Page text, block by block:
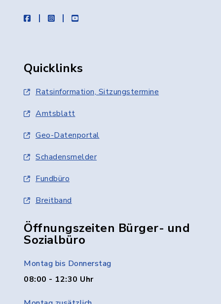
facebookinstagramyoutube
Quicklinks
Ratsinformation, Sitzungstermine
Amtsblatt
Geo-Datenportal
Schadensmelder
Fundbüro
Breitband
Öffnungszeiten Bürger- und
Sozialbüro
Montag bis Donnerstag
08:00 - 12:30 Uhr